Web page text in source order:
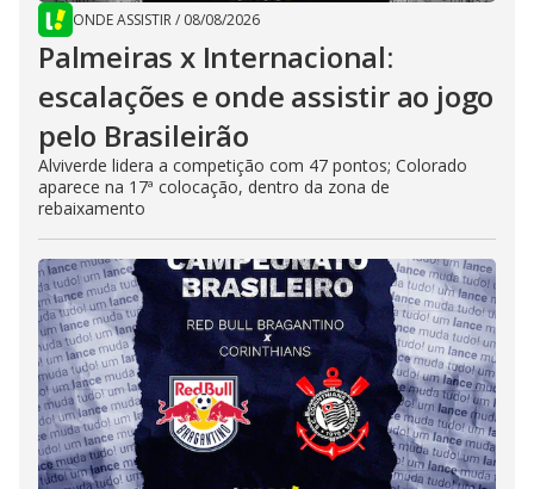
ONDE ASSISTIR/ 08/08/2026
Palmeiras x Internacional:
escalações e onde assistir ao jogo
pelo Brasileirão
Alviverde lidera a competição com 47 pontos; Colorado
aparece na 17ª colocação, dentro da zona de
rebaixamento